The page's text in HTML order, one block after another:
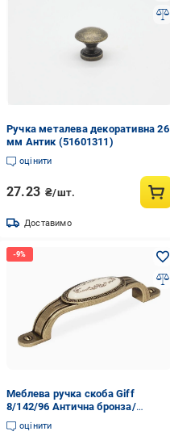
Ручка металева декоративна 26
мм Антик (51601311)
оцінити
27.23 ₴/шт.
Доставимо
Меблева ручка скоба Giff
8/142/96 Антична бронза/
Порцеляна (26763)
оцінити